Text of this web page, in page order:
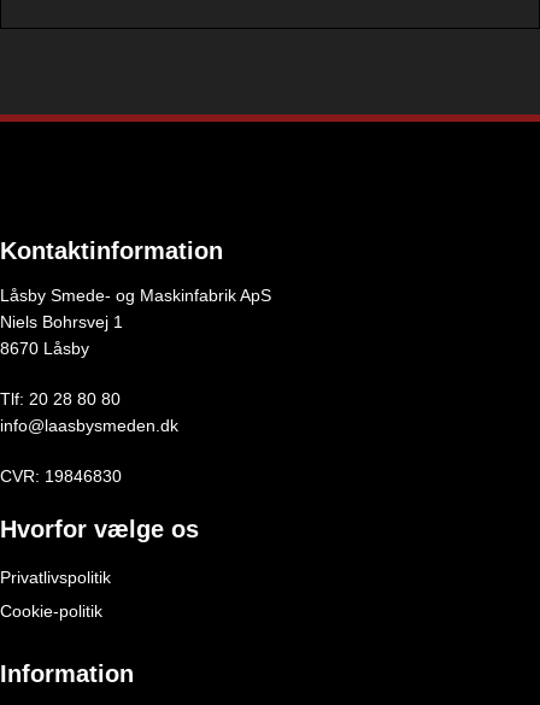
Kontaktinformation
Låsby Smede- og Maskinfabrik ApS
Niels Bohrsvej 1
8670 Låsby
Tlf: 20 28 80 80
info@laasbysmeden.dk
CVR: 19846830
Hvorfor vælge os
Privatlivspolitik
Cookie-politik
Information